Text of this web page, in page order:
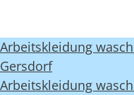
Arbeitskleidung
Gersdorf
Arbeitskleidung